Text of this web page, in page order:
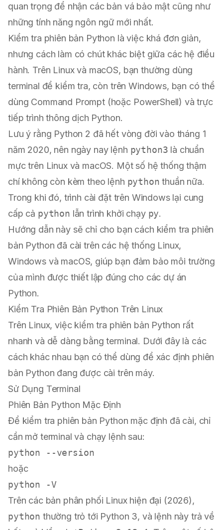
quan trọng để nhận các bản vá bảo mật cũng như
những tính năng ngôn ngữ mới nhất.
Kiểm tra phiên bản Python là việc khá đơn giản,
nhưng cách làm có chút khác biệt giữa các hệ điều
hành. Trên Linux và macOS, bạn thường dùng
terminal để kiểm tra, còn trên Windows, bạn có thể
dùng Command Prompt (hoặc PowerShell) và trực
tiếp trình thông dịch Python.
Lưu ý rằng Python 2 đã hết vòng đời vào tháng 1
năm 2020, nên ngày nay lệnh python3 là chuẩn
mực trên Linux và macOS. Một số hệ thống thậm
chí không còn kèm theo lệnh python thuần nữa.
Trong khi đó, trình cài đặt trên Windows lại cung
cấp cả python lẫn trình khởi chạy py.
Hướng dẫn này sẽ chỉ cho bạn cách kiểm tra phiên
bản Python đã cài trên các hệ thống Linux,
Windows và macOS, giúp bạn đảm bảo môi trường
của mình được thiết lập đúng cho các dự án
Python.
Kiểm Tra Phiên Bản Python Trên Linux
Trên Linux, việc kiểm tra phiên bản Python rất
nhanh và dễ dàng bằng terminal. Dưới đây là các
cách khác nhau bạn có thể dùng để xác định phiên
bản Python đang được cài trên máy.
Sử Dụng Terminal
Phiên Bản Python Mặc Định
Để kiểm tra phiên bản Python mặc định đã cài, chỉ
cần mở terminal và chạy lệnh sau:
hoặc
python -V
Trên các bản phân phối Linux hiện đại (2026),
python thường trỏ tới Python 3, và lệnh này trả về